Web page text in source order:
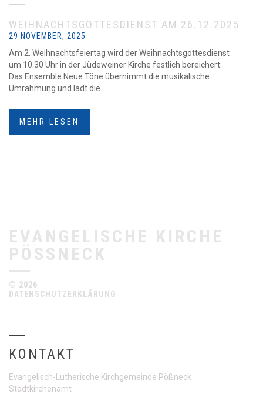
WEIHNACHTSGOTTESDIENST AM 26.12.2025
29 NOVEMBER, 2025
Am 2. Weihnachtsfeiertag wird der Weihnachtsgottesdienst
um 10.30 Uhr in der Jüdeweiner Kirche festlich bereichert:
Das Ensemble Neue Töne übernimmt die musikalische
Umrahmung und lädt die...
MEHR LESEN
EVANGELISCHE KIRCHE
PÖSSNECK
© 2026
DATENSCHUTZERKLÄRUNG
KONTAKT
Evangelisch-Lutherische Kirchgemeinde Pößneck
Stadtkirchenamt